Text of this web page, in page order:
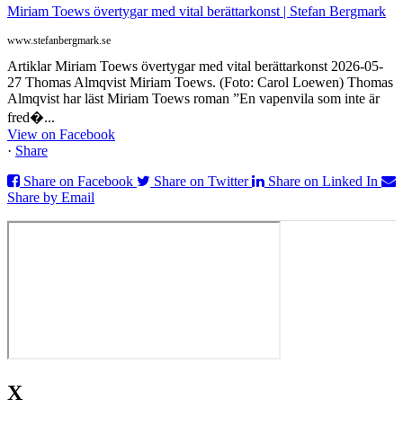
Miriam Toews övertygar med vital berättarkonst | Stefan Bergmark
www.stefanbergmark.se
Artiklar Miriam Toews övertygar med vital berättarkonst 2026-05-
27 Thomas Almqvist Miriam Toews. (Foto: Carol Loewen) Thomas
Almqvist har läst Miriam Toews roman ”En vapenvila som inte är
fred�...
View on Facebook
· Share
Share on Facebook
Share on Twitter
Share on Linked In
Share by Email
X